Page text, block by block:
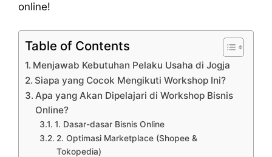
online!
Table of Contents
Menjawab Kebutuhan Pelaku Usaha di Jogja
Siapa yang Cocok Mengikuti Workshop Ini?
Apa yang Akan Dipelajari di Workshop Bisnis
Online?
1. Dasar-dasar Bisnis Online
2. Optimasi Marketplace (Shopee &
Tokopedia)